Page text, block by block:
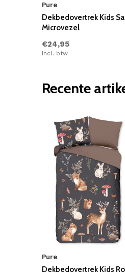
Pure
Dekbedovertrek Kids
Microvezel
€24,95
Incl. btw
Recente
Pure
Dekbedovertrek Kids